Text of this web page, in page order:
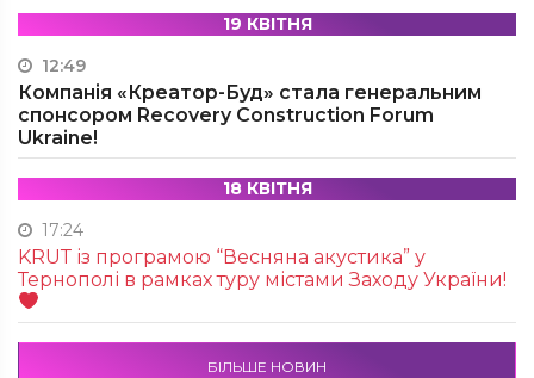
19 КВІТНЯ
12:49
Компанія «Креатор-Буд» стала генеральним
спонсором Recovery Construction Forum
Ukraine!
18 КВІТНЯ
17:24
KRUТ із програмою “Весняна акустика” у
Тернополі в рамках туру містами Заходу України!
БІЛЬШЕ НОВИН